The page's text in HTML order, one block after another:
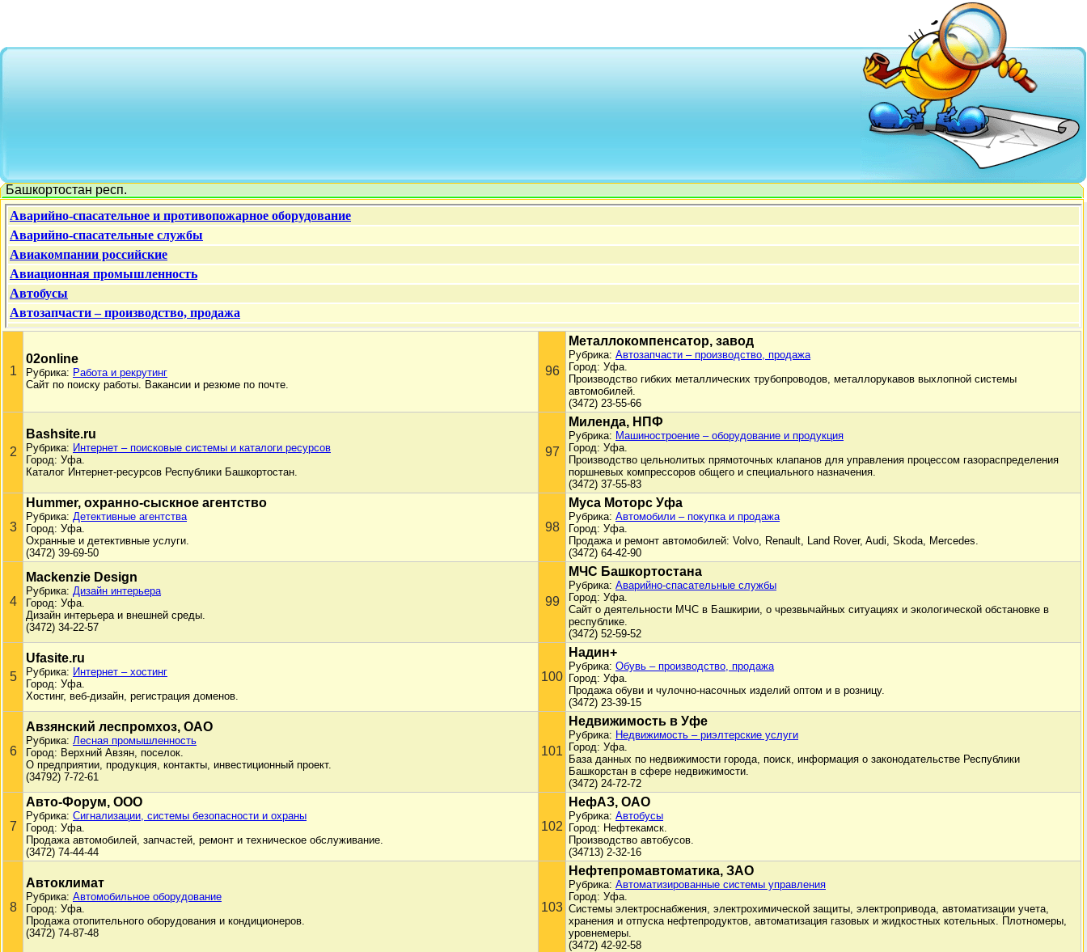
Башкортостан респ.
1
02online
Рубрика: Работа и рекрутинг
Сайт по поиску работы. Вакансии и резюме по почте.
96
Металлокомпенсатор, завод
Рубрика: Автозапчасти – производство, продажа
Город: Уфа.
Производство гибких металлических трубопроводов, металлорукавов выхлопной системы
автомобилей.
(3472) 23-55-66
2
Bashsite.ru
Рубрика: Интернет – поисковые системы и каталоги ресурсов
Город: Уфа.
Каталог Интернет-ресурсов Республики Башкортостан.
97
Миленда, НПФ
Рубрика: Машиностроение – оборудование и продукция
Город: Уфа.
Производство цельнолитых прямоточных клапанов для управления процессом газораспределения
поршневых компрессоров общего и специального назначения.
(3472) 37-55-83
3
Hummer, охранно-сыскное агентство
Рубрика: Детективные агентства
Город: Уфа.
Охранные и детективные услуги.
(3472) 39-69-50
98
Муса Моторс Уфа
Рубрика: Автомобили – покупка и продажа
Город: Уфа.
Продажа и ремонт автомобилей: Volvo, Renault, Land Rover, Audi, Skoda, Mercedes.
(3472) 64-42-90
4
Mackenzie Design
Рубрика: Дизайн интерьера
Город: Уфа.
Дизайн интерьера и внешней среды.
(3472) 34-22-57
99
МЧС Башкортостана
Рубрика: Аварийно-спасательные службы
Город: Уфа.
Сайт о деятельности МЧС в Башкирии, о чрезвычайных ситуациях и экологической обстановке в
республике.
(3472) 52-59-52
5
Ufasite.ru
Рубрика: Интернет – хостинг
Город: Уфа.
Хостинг, веб-дизайн, регистрация доменов.
100
Надин+
Рубрика: Обувь – производство, продажа
Город: Уфа.
Продажа обуви и чулочно-насочных изделий оптом и в розницу.
(3472) 23-39-15
6
Авзянский леспромхоз, ОАО
Рубрика: Лесная промышленность
Город: Верхний Авзян, поселок.
О предприятии, продукция, контакты, инвестиционный проект.
(34792) 7-72-61
101
Недвижимость в Уфе
Рубрика: Недвижимость – риэлтерские услуги
Город: Уфа.
База данных по недвижимости города, поиск, информация о законодательстве Республики
Башкорстан в сфере недвижимости.
(3472) 24-72-72
7
Авто-Форум, ООО
Рубрика: Сигнализации, системы безопасности и охраны
Город: Уфа.
Продажа автомобилей, запчастей, ремонт и техническое обслуживание.
(3472) 74-44-44
102
НефАЗ, ОАО
Рубрика: Автобусы
Город: Нефтекамск.
Производство автобусов.
(34713) 2-32-16
8
Автоклимат
Рубрика: Автомобильное оборудование
Город: Уфа.
Продажа отопительного оборудования и кондиционеров.
(3472) 74-87-48
103
Нефтепромавтоматика, ЗАО
Рубрика: Автоматизированные системы управления
Город: Уфа.
Системы электроснабжения, электрохимической защиты, электропривода, автоматизации учета,
хранения и отпуска нефтепродуктов, автоматизация газовых и жидкостных котельных. Плотномеры,
уровнемеры.
(3472) 42-92-58